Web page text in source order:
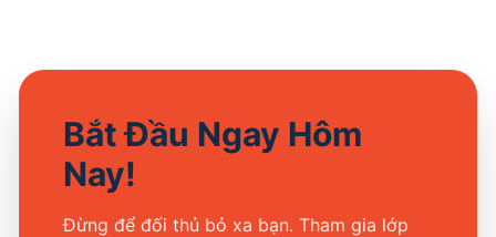
Bắt Đầu Ngay Hôm
Nay!
Đừng để đối thủ bỏ xa bạn. Tham gia lớp